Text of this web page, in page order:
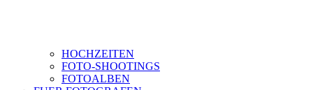
HOCHZEITEN
FOTO-SHOOTINGS
FOTOALBEN